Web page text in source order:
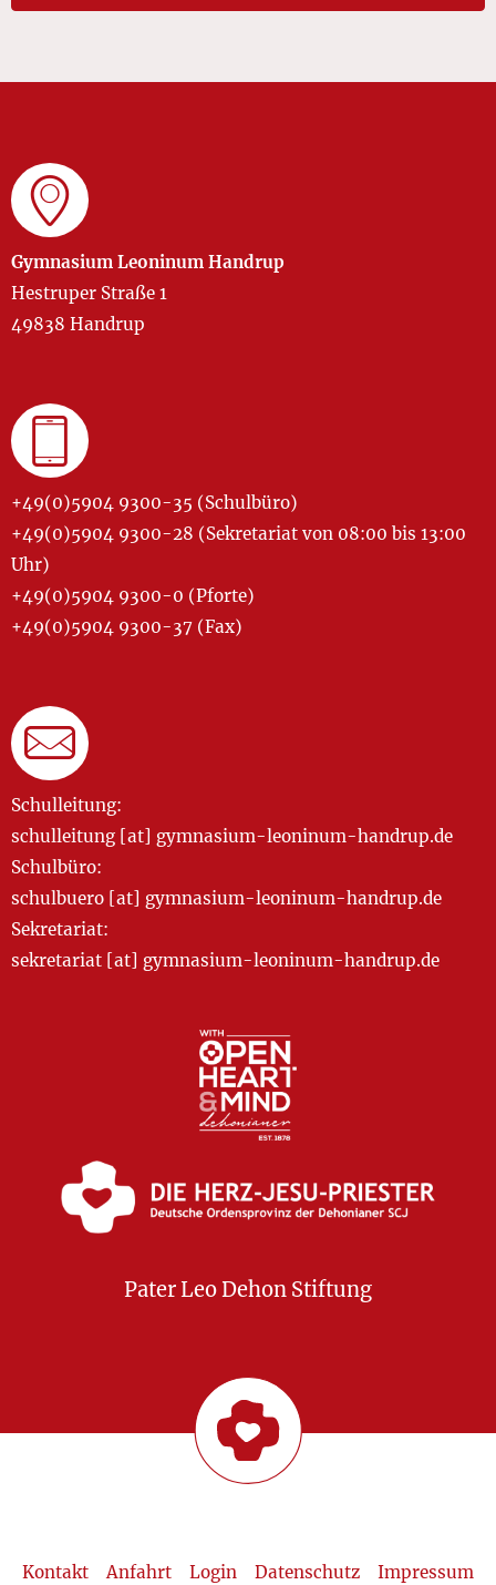
Gymnasium Leoninum Handrup
Hestruper Straße 1
49838 Handrup
+49(0)5904 9300-35 (Schulbüro)
+49(0)5904 9300-28 (Sekretariat von 08:00 bis 13:00
Uhr)
+49(0)5904 9300-0 (Pforte)
+49(0)5904 9300-37 (Fax)
Schulleitung:
schulleitung [at] gymnasium-leoninum-handrup.de
Schulbüro:
schulbuero [at] gymnasium-leoninum-handrup.de
Sekretariat:
sekretariat [at] gymnasium-leoninum-handrup.de
Pater Leo Dehon Stiftung
Kontakt Anfahrt Login Datenschutz Impressum